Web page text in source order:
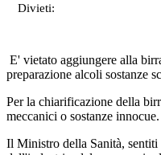
Divieti:
E' vietato aggiungere alla
preparazione alcoli sostanze
Per la chiarificazione della
meccanici o sostanze innocue.
Il Ministro della Sanità,